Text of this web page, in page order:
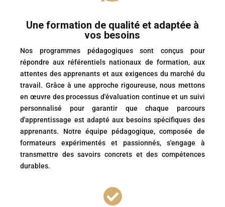
Une formation de qualité et adaptée à
vos besoins
Nos programmes pédagogiques sont conçus pour
répondre aux référentiels nationaux de formation, aux
attentes des apprenants et aux exigences du marché du
travail. Grâce à une approche rigoureuse, nous mettons
en œuvre des processus d'évaluation continue et un suivi
personnalisé pour garantir que chaque parcours
d'apprentissage est adapté aux besoins spécifiques des
apprenants. Notre équipe pédagogique, composée de
formateurs expérimentés et passionnés, s'engage à
transmettre des savoirs concrets et des compétences
durables.
